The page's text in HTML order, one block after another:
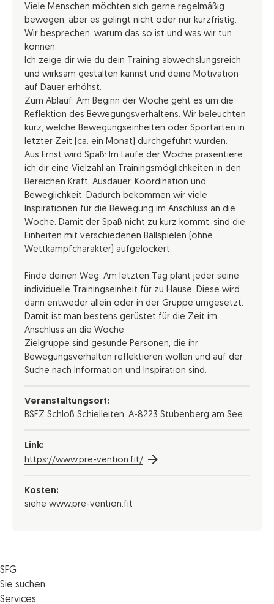
Viele Menschen möchten sich gerne regelmäßig
bewegen, aber es gelingt nicht oder nur kurzfristig.
Wir besprechen, warum das so ist und was wir tun
können.
Ich zeige dir wie du dein Training abwechslungsreich
und wirksam gestalten kannst und deine Motivation
auf Dauer erhöhst.
Zum Ablauf: Am Beginn der Woche geht es um die
Reflektion des Bewegungsverhaltens. Wir beleuchten
kurz, welche Bewegungseinheiten oder Sportarten in
letzter Zeit (ca. ein Monat) durchgeführt wurden.
Aus Ernst wird Spaß: Im Laufe der Woche präsentiere
ich dir eine Vielzahl an Trainingsmöglichkeiten in den
Bereichen Kraft, Ausdauer, Koordination und
Beweglichkeit. Dadurch bekommen wir viele
Inspirationen für die Bewegung im Anschluss an die
Woche. Damit der Spaß nicht zu kurz kommt, sind die
Einheiten mit verschiedenen Ballspielen (ohne
Wettkampfcharakter) aufgelockert.
Finde deinen Weg: Am letzten Tag plant jeder seine
individuelle Trainingseinheit für zu Hause. Diese wird
dann entweder allein oder in der Gruppe umgesetzt.
Damit ist man bestens gerüstet für die Zeit im
Anschluss an die Woche.
Zielgruppe sind gesunde Personen, die ihr
Bewegungsverhalten reflektieren wollen und auf der
Suche nach Information und Inspiration sind.
Veranstaltungsort:
BSFZ Schloß Schielleiten, A-8223 Stubenberg am See
Link:
https://www.pre-vention.fit/
Kosten:
siehe www.pre-vention.fit
SFG
Die SFG
Jobs
Sie suchen
Förderungen
Services